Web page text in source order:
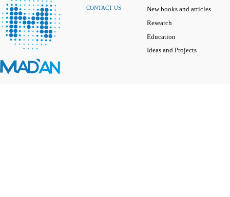
CONTACT US
New books and articles
Research
Education
Ideas and Projects